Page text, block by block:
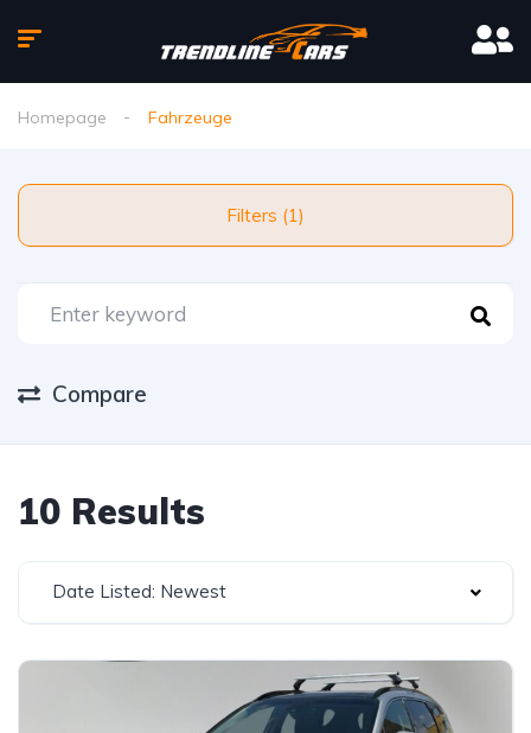
Homepage Fahrzeuge
Filters (1)
Compare
10 Results
Date Listed: Newest